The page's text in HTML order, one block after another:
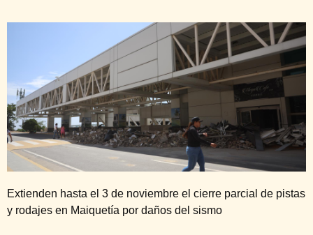
Extienden hasta el 3 de noviembre el cierre parcial de pistas
y rodajes en Maiquetía por daños del sismo